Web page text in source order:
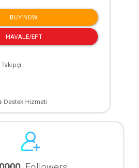
BUY NOW
HAVALE/EFT
Takipçi
Destek Hizmeti